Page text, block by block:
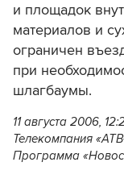
и площадок
материалов и
ограничен
при
шлагбаумы.
11 августа 2006,
Телекомпания
Программа